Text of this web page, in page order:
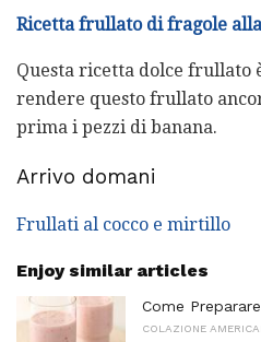
Ricetta frullato di fragole
Questa ricetta dolce frullato
rendere questo frullato
prima i pezzi di banana.
Arrivo domani
Frullati al cocco e mirtillo
Enjoy similar articles
Come
COLAZIONE